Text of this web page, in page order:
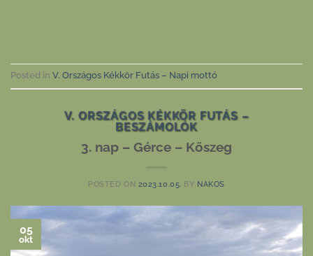
Posted in V. Országos Kékkör Futás – Napi mottó
V. ORSZÁGOS KÉKKÖR FUTÁS –
BESZÁMOLÓK
3. nap – Gérce – Kőszeg
POSTED ON 2023.10.05. BY NAKOS
05
okt